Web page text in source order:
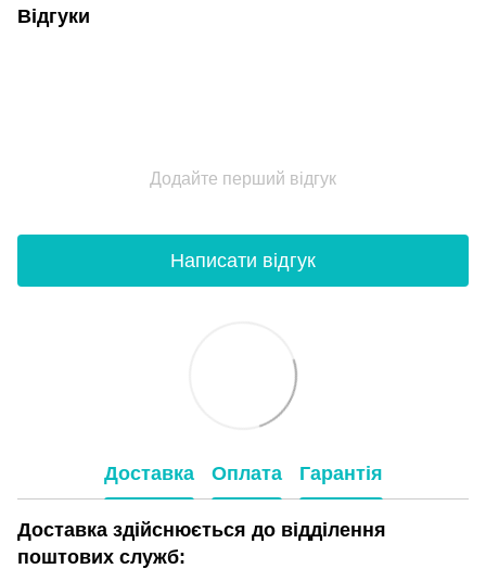
Відгуки
Додайте перший відгук
Написати відгук
Доставка Оплата Гарантія
Доставка здійснюється до відділення
поштових служб: